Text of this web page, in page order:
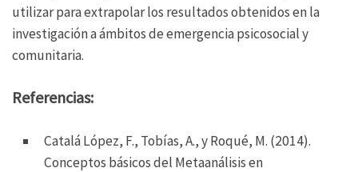
utilizar para extrapolar los resultados obtenidos en la
investigación a ámbitos de emergencia psicosocial y
comunitaria.
Referencias:
Catalá López, F., Tobías, A., y Roqué, M. (2014).
Conceptos básicos del Metaanálisis en